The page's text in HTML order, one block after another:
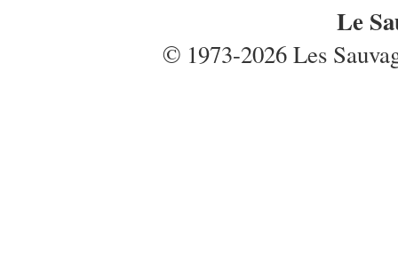
Le
© 1973-2026 Les